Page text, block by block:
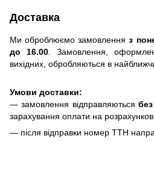
Доставка
Ми оброблюємо замовленняз
до 16.00. Замовлення,
вихідних, обробляються в
Умови доставки:
— замовлення відправляються
зарахування оплати на
— після відправки номер ТТН